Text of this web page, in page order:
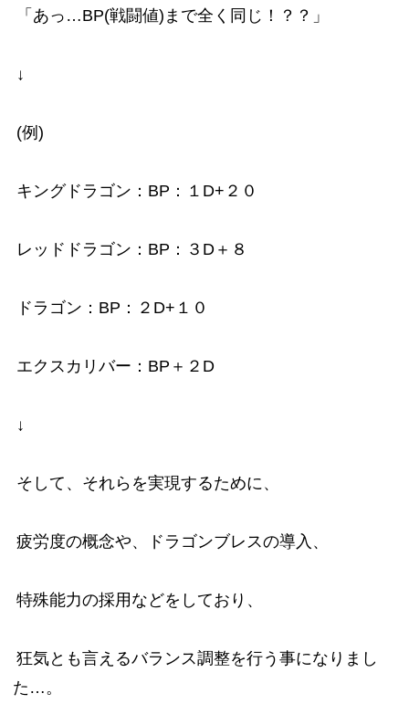
「あっ…BP(戦闘値)まで全く同じ！？？」
↓
(例)
キングドラゴン：BP：１D+２０
レッドドラゴン：BP：３D＋８
ドラゴン：BP：２D+１０
エクスカリバー：BP＋２D
↓
そして、それらを実現するために、
疲労度の概念や、ドラゴンブレスの導入、
特殊能力の採用などをしており、
狂気とも言えるバランス調整を行う事になりまし
た…。